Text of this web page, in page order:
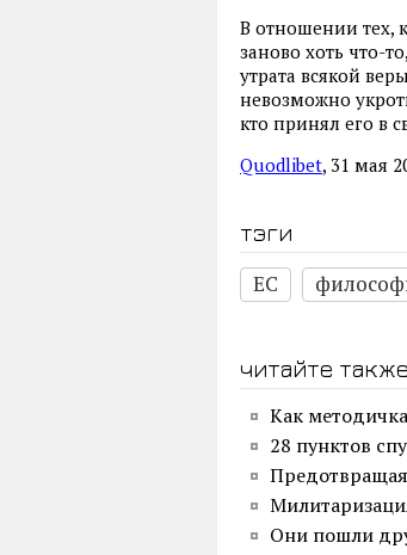
В отношении тех,
заново хоть что-
утрата всякой
невозможно
кто принял его в
Quodlibet, 31 мая
тэги
ЕС
читайте также
Как
28 пунктов
Они пошли